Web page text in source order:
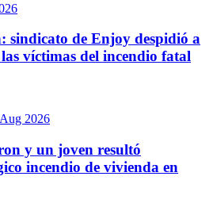
sindicato de Enjoy despidió a
víctimas del incendio fatal
2026
y un joven resultó
incendio de vivienda en